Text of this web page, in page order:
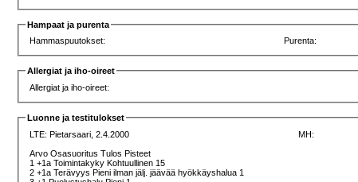
Hampaat ja purenta
Hammaspuutokset:
Purenta:
Allergiat ja iho-oireet
Allergiat ja iho-oireet:
Luonne ja testitulokset
LTE:Pietarsaari, 2.4.2000
Arvo Osasuoritus Tulos Pisteet
1 +1a Toimintakyky Kohtuullinen 15
2 +1a Terävyys Pieni ilman jälj. jäävää hyökkäyshalua 1
MH: